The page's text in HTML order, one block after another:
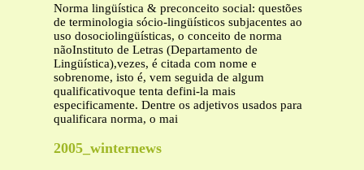
Norma lingüística & preconceito social: questões
de terminologia sócio-lingüísticos subjacentes ao
uso dosociolingüísticas, o conceito de norma
nãoInstituto de Letras (Departamento de
Lingüística),vezes, é citada com nome e
sobrenome, isto é, vem seguida de algum
qualificativoque tenta defini-la mais
especificamente. Dentre os adjetivos usados para
qualificara norma, o mai
2005_winternews